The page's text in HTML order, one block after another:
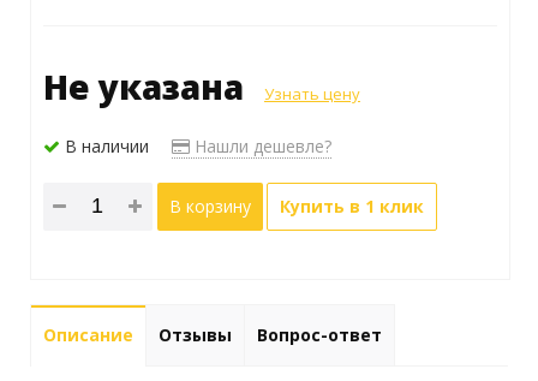
Не указана Узнать цену
В наличии Нашли дешевле?
В корзину Купить в 1 клик
Описание Отзывы Вопрос-ответ